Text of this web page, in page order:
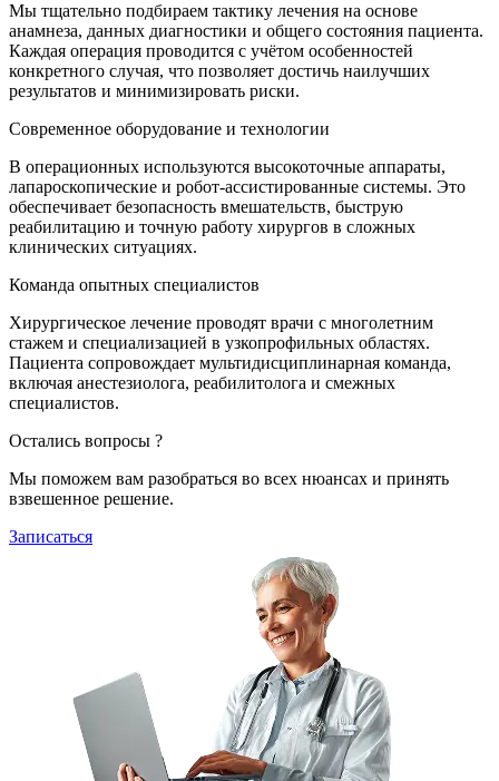
Мы тщательно подбираем тактику лечения на основе
анамнеза, данных диагностики и общего состояния пациента.
Каждая операция проводится с учётом особенностей
конкретного случая, что позволяет достичь наилучших
результатов и минимизировать риски.
Современное оборудование и технологии
В операционных используются высокоточные аппараты,
лапароскопические и робот-ассистированные системы. Это
обеспечивает безопасность вмешательств, быструю
реабилитацию и точную работу хирургов в сложных
клинических ситуациях.
Команда опытных специалистов
Хирургическое лечение проводят врачи с многолетним
стажем и специализацией в узкопрофильных областях.
Пациента сопровождает мультидисциплинарная команда,
включая анестезиолога, реабилитолога и смежных
специалистов.
Остались вопросы ?
Мы поможем вам разобраться во всех нюансах и принять
взвешенное решение.
Записаться